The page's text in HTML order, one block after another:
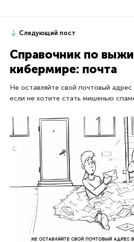
Следующий пост
Справочник по
кибермире: почта
Не оставляйте свой почтовый адрес
если не хотите стать мишенью